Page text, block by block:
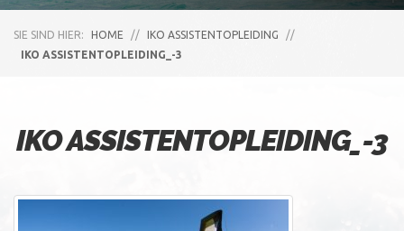
SIE SIND HIER: HOME // IKO ASSISTENTOPLEIDING
//
IKO ASSISTENTOPLEIDING_-3
IKO ASSISTENTOPLEIDING_-3